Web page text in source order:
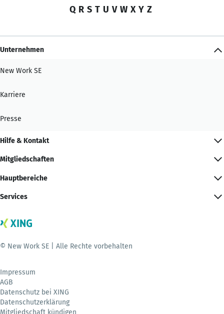
Q R S T U V W X Y Z
Unternehmen
New Work SE
Karriere
Presse
Hilfe & Kontakt
Mitgliedschaften
Hauptbereiche
Services
© New Work SE | Alle Rechte vorbehalten
Impressum
AGB
Datenschutz bei XING
Datenschutzerklärung
Mitgliedschaft kündigen